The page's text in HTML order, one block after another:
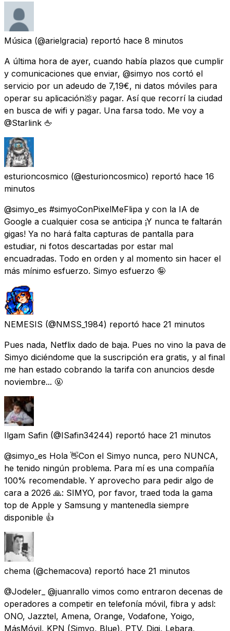
Música (@arielgracia) reportó hace 8 minutos
A última hora de ayer, cuando había plazos que cumplir
y comunicaciones que enviar, @simyo nos cortó el
servicio por un adeudo de 7,19€, ni datos móviles para
operar su aplicación💩y pagar. Así que recorrí la ciudad
en busca de wifi y pagar. Una farsa todo. Me voy a
@Starlink 🖕
esturioncosmico (@esturioncosmico) reportó hace 16
minutos
@simyo_es #simyoConPixelMeFlipa y con la IA de
Google a cualquier cosa se anticipa ¡Y nunca te faltarán
gigas! Ya no hará falta capturas de pantalla para
estudiar, ni fotos descartadas por estar mal
encuadradas. Todo en orden y al momento sin hacer el
más mínimo esfuerzo. Simyo esfuerzo 🤪
NEMESIS (@NMSS_1984) reportó hace 21 minutos
Pues nada, Netflix dado de baja. Pues no vino la pava de
Simyo diciéndome que la suscripción era gratis, y al final
me han estado cobrando la tarifa con anuncios desde
noviembre... 🤬
Ilgam Safin (@ISafin34244) reportó hace 21 minutos
@simyo_es Hola 👋Con el Simyo nunca, pero NUNCA,
he tenido ningún problema. Para mí es una compañía
100% recomendable. Y aprovecho para pedir algo de
cara a 2026 🙏: SIMYO, por favor, traed toda la gama
top de Apple y Samsung y mantenedla siempre
disponible 👍
chema (@chemacova) reportó hace 21 minutos
@Jodeler_ @juanrallo vimos como entraron decenas de
operadores a competir en telefonía móvil, fibra y adsl:
ONO, Jazztel, Amena, Orange, Vodafone, Yoigo,
MásMóvil, KPN (Simyo, Blue), PTV, Digi, Lebara,